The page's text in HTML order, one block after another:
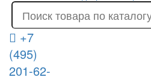
+7
(495)
201-62-